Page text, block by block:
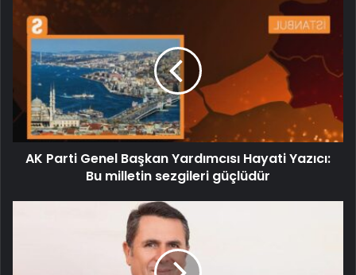
AK Parti Genel Başkan Yardımcısı Hayati Yazıcı:
Bu milletin sezgileri güçlüdür